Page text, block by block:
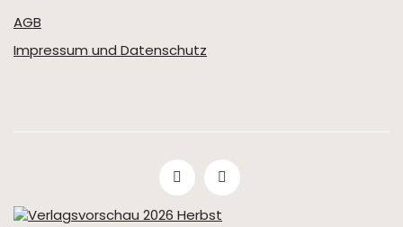
AGB
Impressum und Datenschutz